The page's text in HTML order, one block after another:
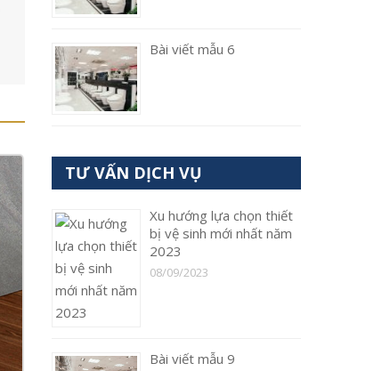
Bài viết mẫu 6
TƯ VẤN DỊCH VỤ
Xu hướng lựa chọn thiết
bị vệ sinh mới nhất năm
2023
08/09/2023
Bài viết mẫu 9